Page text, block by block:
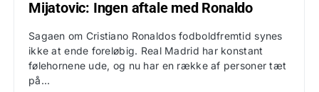
Mijatovic: Ingen aftale med Ronaldo
Sagaen om Cristiano Ronaldos fodboldfremtid synes
ikke at ende foreløbig. Real Madrid har konstant
følehornene ude, og nu har en række af personer tæt
på...